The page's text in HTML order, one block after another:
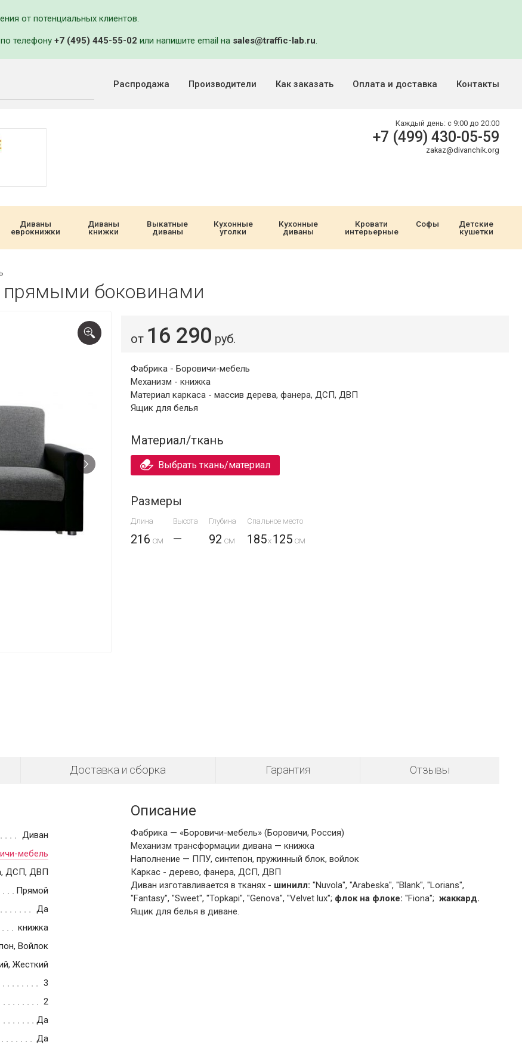
от потенциальных клиентов.
телефону +7 (495) 445-55-02 или напишите email на sales@traffic-lab.ru.
Распродажа Производители Как заказать Оплата и доставка Контакты
Каждый день: с 9:00 до 20:00
+7 (499) 430-05-59
zakaz@divanchik.org
Диваны
еврокнижки
Диваны
книжки
Выкатные
диваны
Кухонные
уголки
Кухонные
диваны
Кровати
интерьерные
Софы
Детские
кушетки
прямыми боковинами
от 16 290 руб.
Фабрика - Боровичи-мебель
Механизм - книжка
Материал каркаса - массив дерева, фанера, ДСП, ДВП
Ящик для белья
Материал/ткань
Выбрать ткань/материал
Размеры
Длина Высота Глубина Спальное место
216 — 92 185x 125
Доставка и сборка Гарантия Отзывы
Диван
мебель
ДСП, ДВП
Прямой
Да
книжка
Войлок
Жесткий
3
2
Да
Да
Описание
Фабрика — «Боровичи-мебель» (Боровичи, Россия)
Механизм трансформации дивана — книжка
Наполнение — ППУ, синтепон, пружинный блок, войлок
Каркас - дерево, фанера, ДСП, ДВП
Диван изготавливается в тканях - шинилл: "Nuvola", "Arabeska", "Blank", "Lorians",
"Fantasy", "Sweet", "Topkapi", "Genova", "Velvet lux"; флок на флоке: "Fiona"; жаккард.
Ящик для белья в диване.